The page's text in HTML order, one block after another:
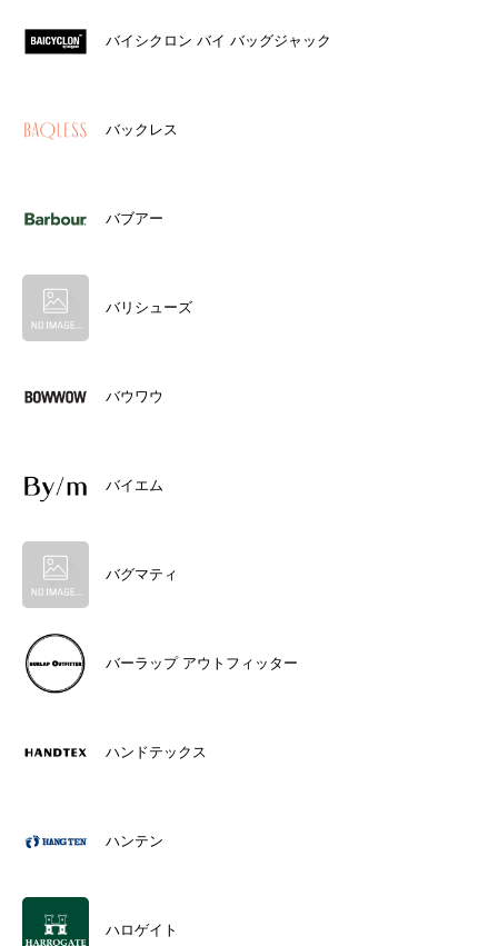
バイシクロン バイ バッグジャック
バックレス
バブアー
バリシューズ
バウワウ
バイエム
バグマティ
バーラップ アウトフィッター
ハンドテックス
ハンテン
ハロゲイト